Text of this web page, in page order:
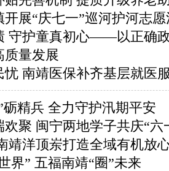
展“庆七一”巡河护河志
守护童真初心——以正确
质量发展
忧 南靖医保补齐基层就医
砺精兵 全力守护汛期平安
欢聚 闽宁两地学子共庆“六
靖洋顶岽打造全域有机放
界” 五福南靖“圈”未来